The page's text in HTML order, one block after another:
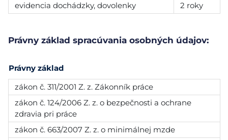
evidencia dochádzky, dovolenky
2 roky
Právny základ spracúvania osobných údajov:
Právny základ
zákon č. 311/2001 Z. z. Zákonník práce
zákon č. 124/2006 Z. z. o bezpečnosti a ochrane
zdravia pri práce
zákon č. 663/2007 Z. z. o minimálnej mzde